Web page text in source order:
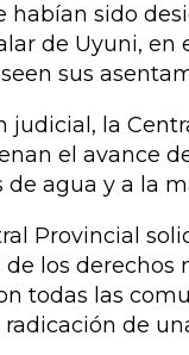
habían sido
de Uyuni, en
sus
judicial, la
el avance
agua y a la
Provincial
los
todas las
de